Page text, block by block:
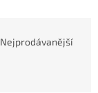
Nejprodávanější